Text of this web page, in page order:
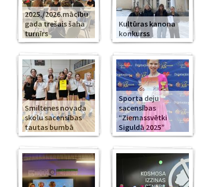
2025./2026.mācību
gada trešais šaha
turnīrs
Kultūras kanona
konkurss
Smiltenes novada
skolu sacensības
tautas bumbā
Sporta deju
sacensības
“Ziemassvētki
Siguldā 2025”